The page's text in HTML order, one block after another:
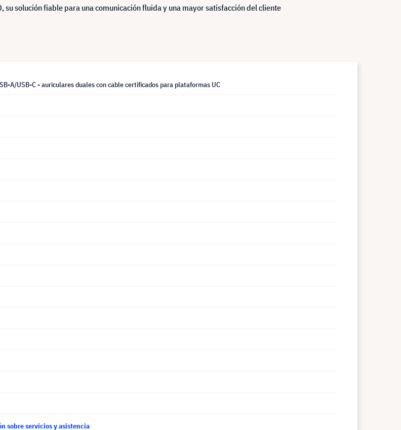
solución fiable para una comunicación fluida y una mayor satisfacción del cliente
A/USB-C - auriculares duales con cable certificados para plataformas UC
sobre servicios y asistencia